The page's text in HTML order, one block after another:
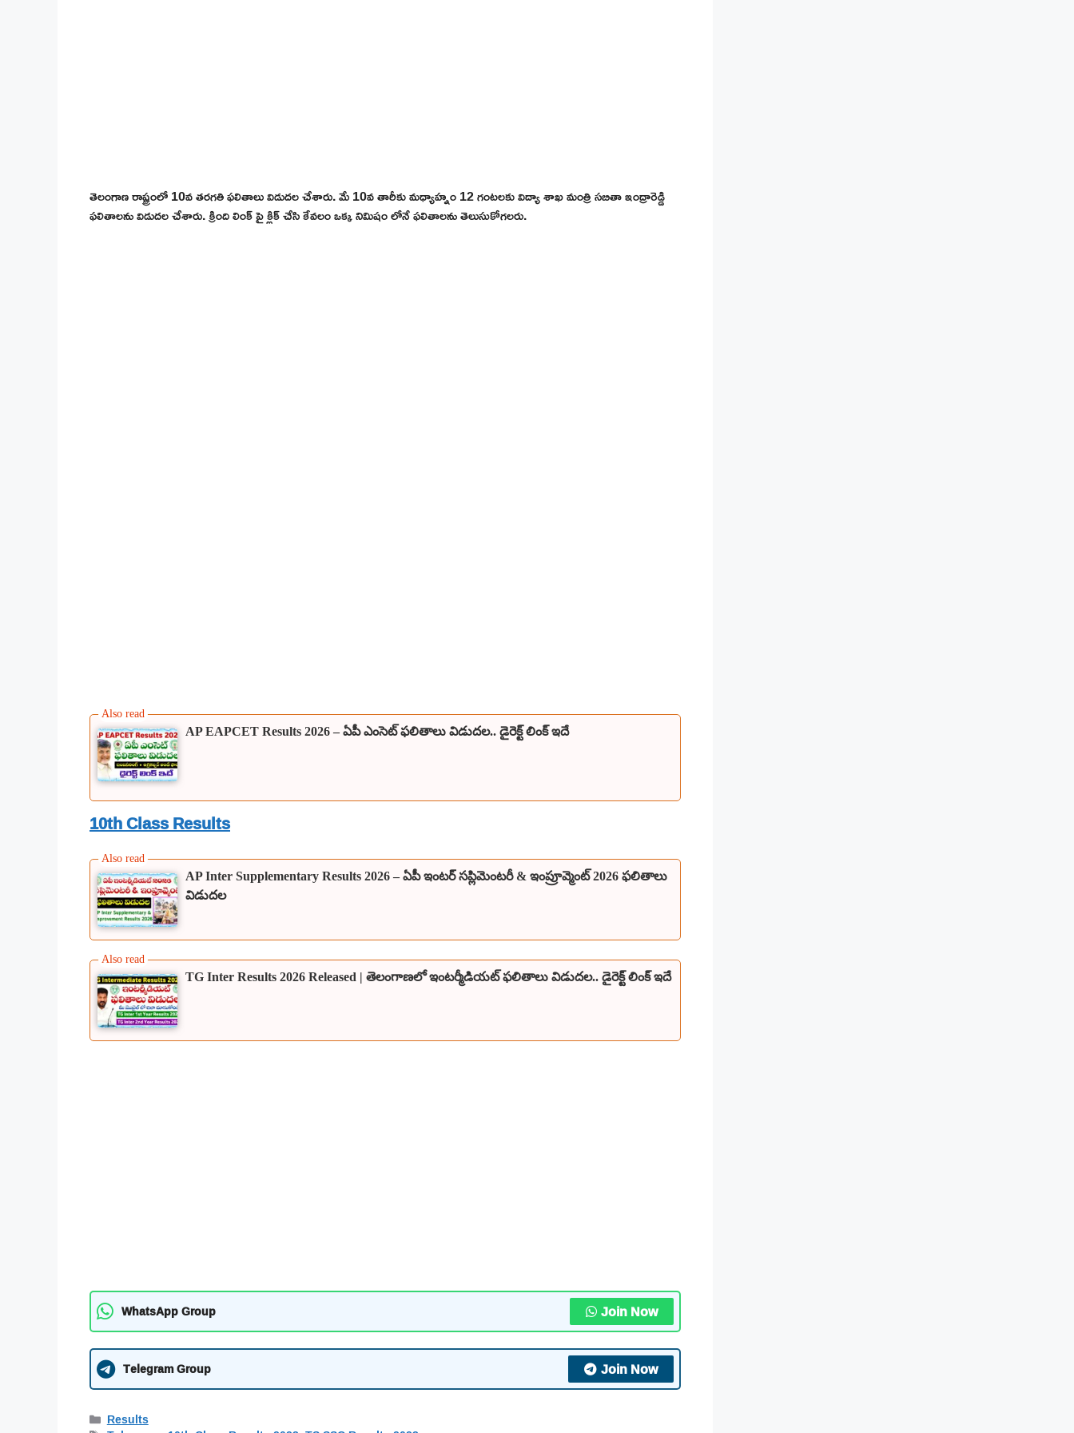
తెలంగాణ రాష్ట్రంలో 10వ తరగతి ఫలితాలు విడుదల చేశారు. మే 10వ తారీకు మధ్యాహ్నం 12 గంటలకు విద్యా శాఖ మంత్రి సబితా ఇంద్రారెడ్డి
ఫలితాలను విడుదల చేశారు. క్రింది లింక్ పై క్లిక్ చేసి కేవలం ఒక్క నిమిషం లోనే ఫలితాలను తెలుసుకోగలరు.
AP EAPCET Results 2026 – ఏపీ ఎంసెట్ ఫలితాలు విడుదల.. డైరెక్ట్ లింక్ ఇదే
10th Class Results
AP Inter Supplementary Results 2026 – ఏపీ ఇంటర్ సప్లిమెంటరీ & ఇంప్రూవ్మెంట్ 2026 ఫలితాలు
విడుదల
TG Inter Results 2026 Released | తెలంగాణలో ఇంటర్మీడియట్ ఫలితాలు విడుదల.. డైరెక్ట్ లింక్ ఇదే
WhatsApp Group Join Now
Telegram Group Join Now
Categories
Results